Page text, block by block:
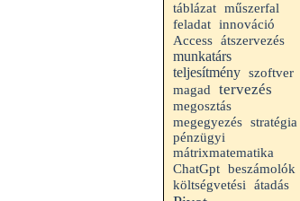
táblázat műszerfal
feladat innováció
Access átszervezés
munkatárs
teljesítmény szoftver
magad
tervezés
megosztás
megegyezés stratégia
pénzügyi
mátrixmatematika
ChatGpt beszámolók
költségvetési
átadás